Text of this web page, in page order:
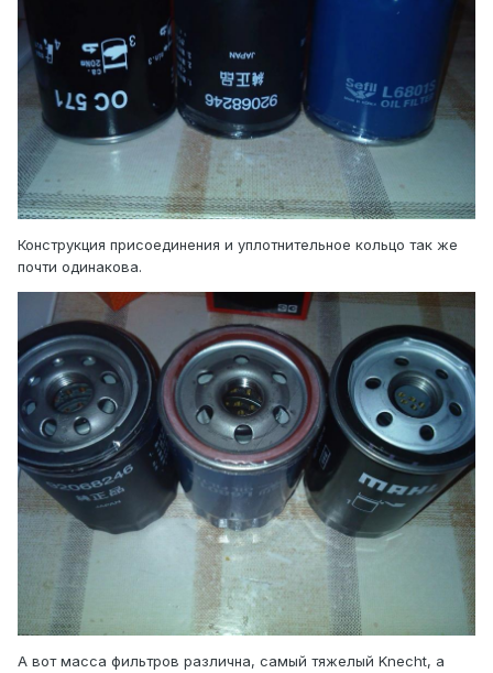
Конструкция присоединения и уплотнительное кольцо так же
почти одинакова.
А вот масса фильтров различна, самый тяжелый Knecht, а